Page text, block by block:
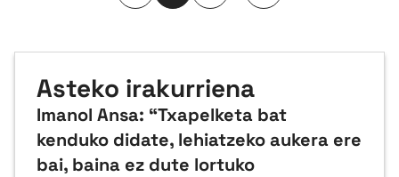
Asteko irakurriena
Imanol Ansa: “Txapelketa bat
kenduko didate, lehiatzeko aukera ere
bai, baina ez dute lortuko